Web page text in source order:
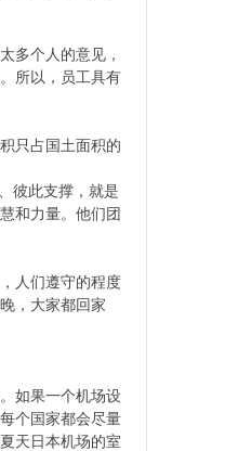
多个人的意见，
所以，员工具有
只占国土面积的
彼此支撑，就是
和力量。他们团
人们遵守的程度
，大家都回家
如果一个机场设
个国家都会尽量
天日本机场的室